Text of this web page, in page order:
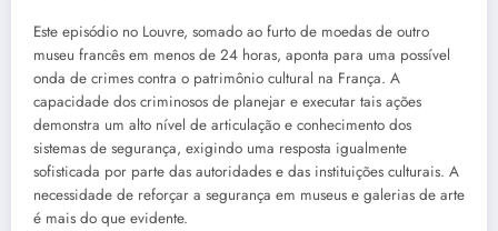
Este episódio no Louvre, somado ao furto de moedas de outro
museu francês em menos de 24 horas, aponta para uma possível
onda de crimes contra o patrimônio cultural na França. A
capacidade dos criminosos de planejar e executar tais ações
demonstra um alto nível de articulação e conhecimento dos
sistemas de segurança, exigindo uma resposta igualmente
sofisticada por parte das autoridades e das instituições culturais. A
necessidade de reforçar a segurança em museus e galerias de arte
é mais do que evidente.